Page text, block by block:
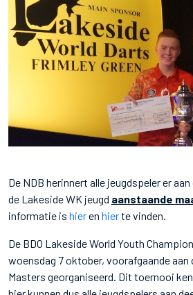
De NDB herinnert alle jeugdspeler er
de Lakeside WK jeugd aanstaande
informatie is hieren hierte vinden.
De BDO Lakeside World Youth
woensdag 7 oktober, voorafgaande aan
Masters georganiseerd. Dit toernooi